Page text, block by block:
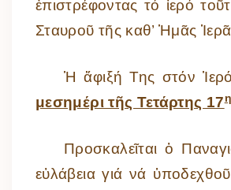
ἐπιστρέφοντας τό ἱερό
Σταυροῦ τῆς καθ’ Ἡμᾶς
Ἡ ἄφιξή Της στόν
μεσημέρι τῆς Τετάρτης 17
Προσκαλεῖται ὁ
εὐλάβεια γιά νά